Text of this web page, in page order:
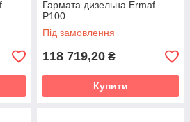
Гармата дизельна Ermaf
P100
Під замовлення
118 719,20 ₴
Купити